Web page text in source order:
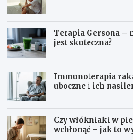
Terapia Gersona –
jest skuteczna?
Immunoterapia
uboczne i ich
Czy włókniaki w
wchłonąć – jak to